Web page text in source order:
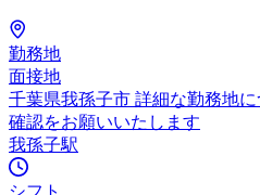
勤務地
面接地
千葉県我孫子市 詳細な勤務地
確認をお願いいたします
我孫子駅
シフト